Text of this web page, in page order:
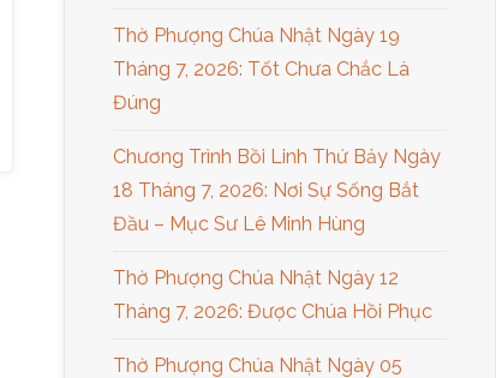
Thờ Phượng Chúa Nhật Ngày 19
Tháng 7, 2026: Tốt Chưa Chắc Là
Đúng
Chương Trình Bồi Linh Thứ Bảy Ngày
18 Tháng 7, 2026: Nơi Sự Sống Bắt
Đầu – Mục Sư Lê Minh Hùng
Thờ Phượng Chúa Nhật Ngày 12
Tháng 7, 2026: Được Chúa Hồi Phục
Thờ Phượng Chúa Nhật Ngày 05